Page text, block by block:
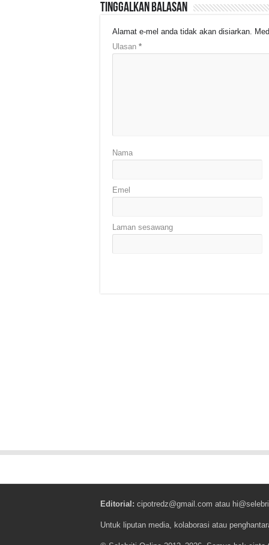
Tinggalkan Balasan
Alamat e-mel anda tidak akan disiarkan.
Ulasan *
Nama
Emel
Laman sesawang
Editorial: cipotredz@gmail.com atau
Untuk liputan media, kolaborasi atau